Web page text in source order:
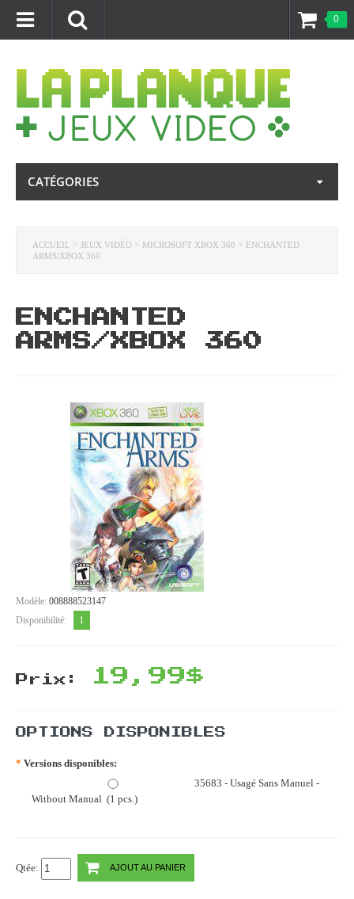
0
CATÉGORIES
ACCUEIL > JEUX VIDÉO > MICROSOFT XBOX 360 > ENCHANTED
ARMS/XBOX 360
ENCHANTED
ARMS/XBOX 360
Modèle: 008888523147
Disponibilité:
1
Prix: 19,99$
OPTIONS DISPONIBLES
* Versions disponibles:
35683 - Usagé Sans Manuel -
Without Manual (1 pcs.)
Qtée: AJOUT AU PANIER